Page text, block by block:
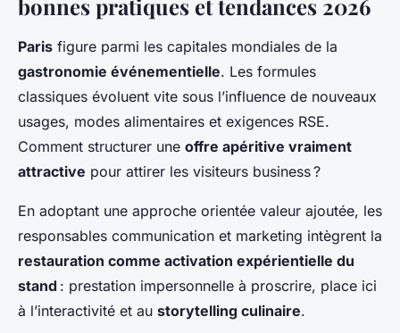
bonnes pratiques et tendances 2026
Paris figure parmi les capitales mondiales de la
gastronomie événementielle. Les formules
classiques évoluent vite sous l’influence de nouveaux
usages, modes alimentaires et exigences RSE.
Comment structurer une offre apéritive vraiment
attractive pour attirer les visiteurs business ?
En adoptant une approche orientée valeur ajoutée, les
responsables communication et marketing intègrent la
restauration comme activation expérientielle du
stand : prestation impersonnelle à proscrire, place ici
à l’interactivité et au storytelling culinaire.